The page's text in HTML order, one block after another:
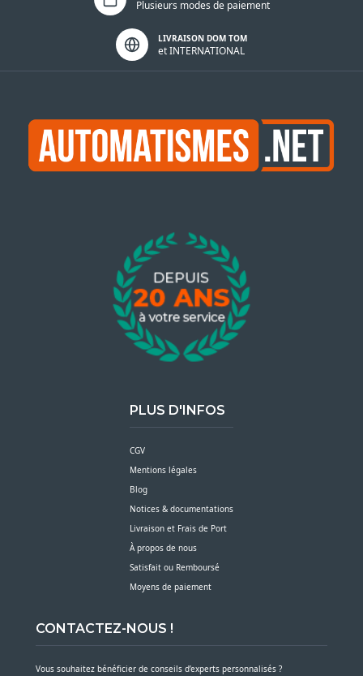
Plusieurs modes de paiement
LIVRAISON DOM TOM
et INTERNATIONAL
PLUS D'INFOS
CGV
Mentions légales
Blog
Notices & documentations
Livraison et Frais de Port
À propos de nous
Satisfait ou Remboursé
Moyens de paiement
CONTACTEZ-NOUS !
Vous souhaitez bénéficier de conseils d’experts personnalisés ?